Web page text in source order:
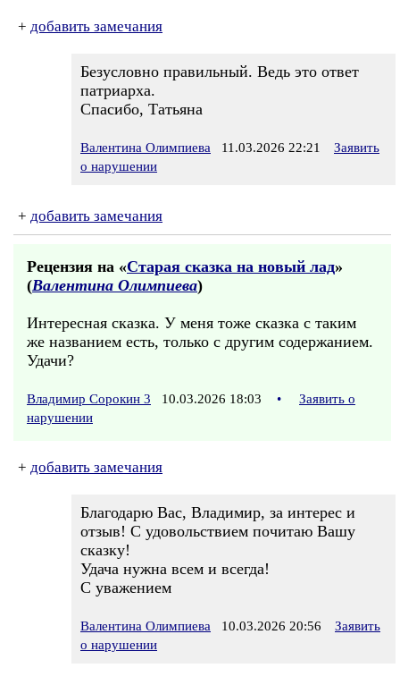
+ добавить замечания
Безусловно правильный. Ведь это ответ
патриарха.
Спасибо, Татьяна
Валентина Олимпиева 11.03.2026 22:21
Заявить
о нарушении
+ добавить замечания
Рецензия на «Старая сказка на новый лад»
(Валентина Олимпиева)
Интересная сказка. У меня тоже сказка с таким
же названием есть, только с другим содержанием.
Удачи?
Владимир Сорокин 3 10.03.2026 18:03 •
Заявить о
нарушении
+ добавить замечания
Благодарю Вас, Владимир, за интерес и
отзыв! С удовольствием почитаю Вашу
сказку!
Удача нужна всем и всегда!
С уважением
Валентина Олимпиева 10.03.2026 20:56
Заявить
о нарушении